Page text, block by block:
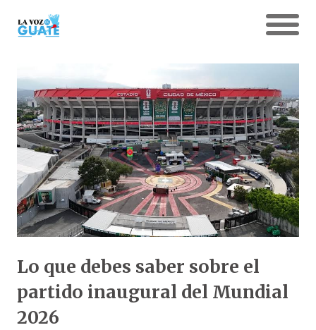
Lo que debes saber sobre el
partido inaugural del Mundial
2026